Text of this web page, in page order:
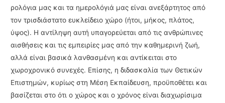
ρολόγια μας και τα ημερολόγιά μας είναι ανεξάρτητος από
τον τρισδιάστατο ευκλείδειο χώρο (ήτοι, μήκος, πλάτος,
ύψος). Η αντίληψη αυτή υπα­γορεύεται από τις ανθρώπινες
αισθήσεις και τις εμπειρίες μας από την καθημερινή ζωή,
αλλά είναι βασικά λανθασμένη και αντίκειται στο
χωροχρονικό συνεχές. Επίσης, η διδασκαλία των Θετικών
Επιστημών, κυρίως στη Μέση Εκπαίδευση, προϋποθέτει και
βασίζεται στο ότι ο χώρος και ο χρόνος είναι διαχωρίσιμα